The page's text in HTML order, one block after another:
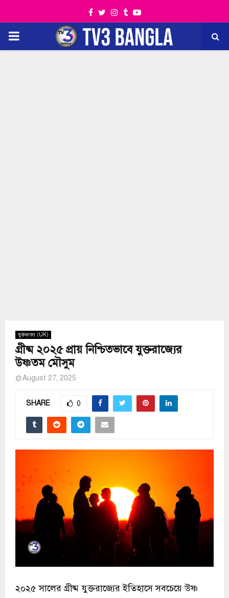
Facebook
TwitterInstagram
TumblrYoutube
PRIMARY
যুক্তরাজ্য (UK)
গ্রীষ্ম ২০২৫ প্রায় নিশ্চিতভাবে যুক্তরাজ্যের
উষ্ণতম মৌসুম
August 27, 2025
SHARE 0
২০২৫ সালের গ্রীষ্ম যুক্তরাজ্যের ইতিহাসে সবচেয়ে উষ্ণ